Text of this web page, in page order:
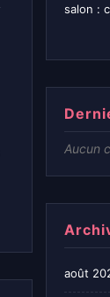
salon :
Aucun
août